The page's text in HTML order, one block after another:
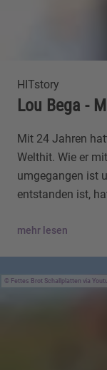
HITstory
Lou Bega -
Mit 24 Jahren
Welthit. Wie er
umgegangen ist
entstanden ist,
mehr lesen
Fettes Brot Schallplatten via